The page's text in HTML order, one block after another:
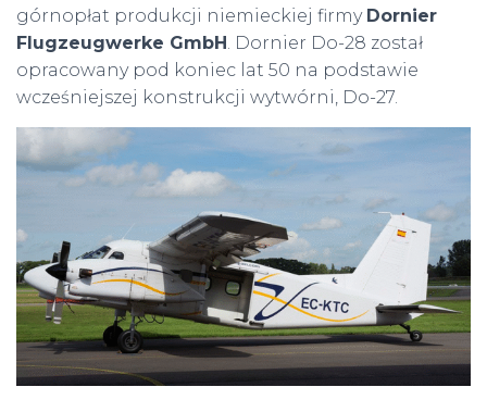
górnopłat produkcji niemieckiej firmy Dornier
Flugzeugwerke GmbH. Dornier Do-28 został
opracowany pod koniec lat 50 na podstawie
wcześniejszej konstrukcji wytwórni, Do-27.